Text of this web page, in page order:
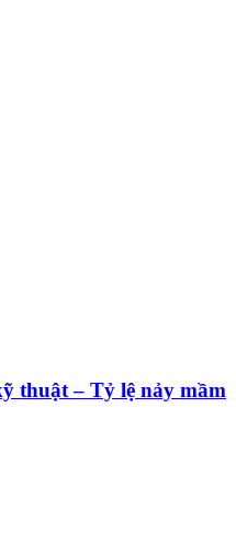
thuật – Tỷ lệ nảy mầm